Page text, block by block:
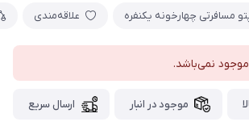
مسافرتی چهارخونه یکنفره علاقه‌مندی
نمی‌باشد.
موجود در انبار ارسال سریع